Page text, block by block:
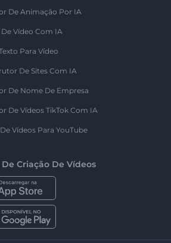
De Animação Por IA
Vídeo Com IA
Para Vídeo
De Sites Com IA
De Nome De Empresa
De Vídeos TikTok Com IA
Vídeos Para YouTube
Criação De Vídeos